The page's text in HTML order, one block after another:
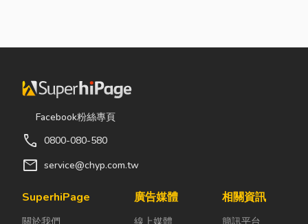
渣或積水，容
螞蟻前來覓
食；陽台、庭
院若有積水，
蟲孳生的溫
床。潮濕陰暗
吸引白蟻、蛾
共同噩夢。隨
越多屋主在老
管工程。到底
麼？它跟傳統
與各類球類運
抓一雙幾十元
Facebook粉絲專頁
call 0800-080-580
mail service@chyp.com.tw
SuperhiPage
關於我們
廣告媒體
線上媒體
相關資訊
簡訊平台